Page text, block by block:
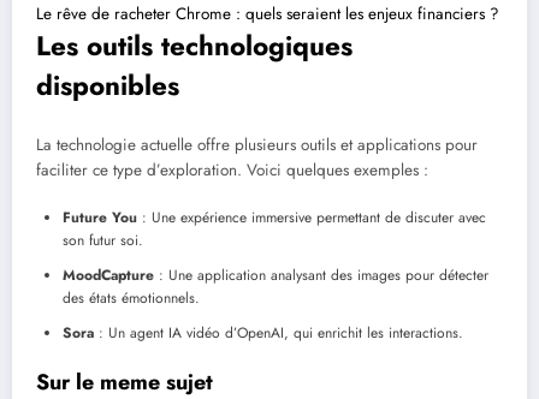
Le rêve de racheter Chrome : quels seraient les enjeux financiers ?
Les outils technologiques
disponibles
La technologie actuelle offre plusieurs outils et applications pour
faciliter ce type d’exploration. Voici quelques exemples :
Future You : Une expérience immersive permettant de discuter avec
son futur soi.
MoodCapture : Une application analysant des images pour détecter
des états émotionnels.
Sora : Un agent IA vidéo d’OpenAI, qui enrichit les interactions.
Sur le meme sujet